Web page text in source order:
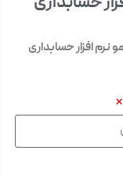
افزار حسابداری
*